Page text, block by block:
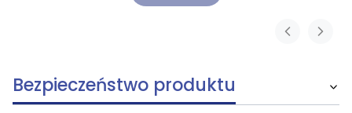
Bezpieczeństwo produktu